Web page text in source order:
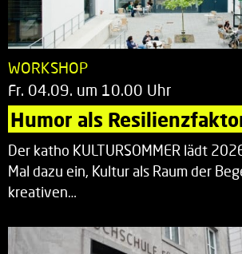
WORKSHOP
Fr. 04.09. um 10.00 Uhr
Humor als
Der katho KULTURSOMMER lädt
Mal dazu ein, Kultur als Raum der
kreativen…